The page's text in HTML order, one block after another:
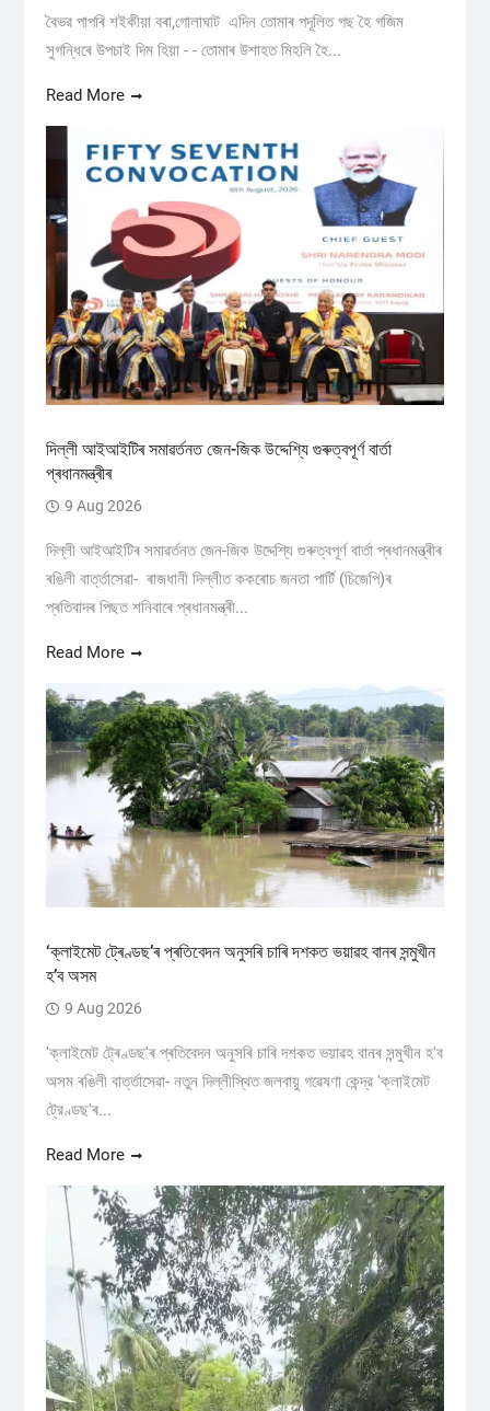
বৈভৱ পাপৰি শইকীয়া বৰা,গোলাঘাট এদিন তোমাৰ পদূলিত গছ হৈ গজিম
সুগন্ধিৰে উপচাই দিম হিয়া - - তোমাৰ উশাহত মিহলি হৈ...
Read More
দিল্লী আইআইটিৰ সমাৱৰ্তনত জেন-জিক উদ্দেশ্যি গুৰুত্বপূৰ্ণ বাৰ্তা
প্ৰধানমন্ত্ৰীৰ
9 Aug 2026
দিল্লী আইআইটিৰ সমাৱৰ্তনত জেন-জিক উদ্দেশ্যি গুৰুত্বপূৰ্ণ বাৰ্তা প্ৰধানমন্ত্ৰীৰ
ৰঙিলী বাৰ্ত্তাসেৱা- ৰাজধানী দিল্লীত ককৰোচ জনতা পাৰ্টি (চিজেপি)ৰ
প্ৰতিবাদৰ পিছত শনিবাৰে প্ৰধানমন্ত্ৰী...
Read More
‘ক্লাইমেট ট্ৰেণ্ডছ’ৰ প্ৰতিবেদন অনুসৰি চাৰি দশকত ভয়াৱহ বানৰ সন্মুখীন
হ’ব অসম
9 Aug 2026
'ক্লাইমেট ট্ৰেণ্ডছ'ৰ প্ৰতিবেদন অনুসৰি চাৰি দশকত ভয়াৱহ বানৰ সন্মুখীন হ'ব
অসম ৰঙিলী বাৰ্ত্তাসেৱা- নতুন দিল্লীস্থিত জলবায়ু গৱেষণা কেন্দ্র 'ক্লাইমেট
ট্রেণ্ডছ'ৰ...
Read More